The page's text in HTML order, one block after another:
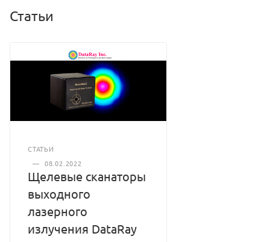
Статьи
СТАТЬИ
— 08.02.2022
Щелевые сканаторы
выходного
лазерного
излучения DataRay